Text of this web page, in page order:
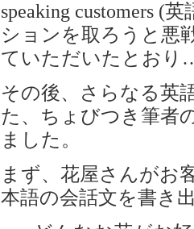
speaking customers (
ションを取ろうと悪
ていただいたとおり
その後、さらなる英
た、ちょびつき筆者
ました。
まず、花屋さんがお
本語の会話文を書き